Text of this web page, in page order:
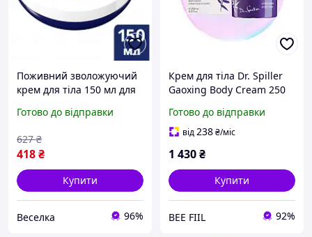
Поживний зволожуючий
крем для тіла 150 мл для
чутливою шкірою SPICY
Готово до відправки
418₴
627 ₴
Купити
Веселка 96%
Крем для тіла Dr. Spiller
Gaoxing Body Cream 250
Готово до відправки
від238₴/міс
1 430₴
Купити
BEE FIIL 92%